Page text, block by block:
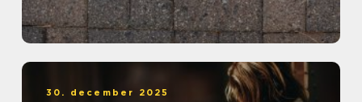
30. december 2025